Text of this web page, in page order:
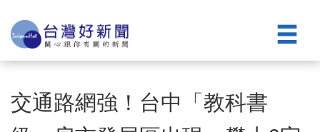
交通路網強！台中「教科書